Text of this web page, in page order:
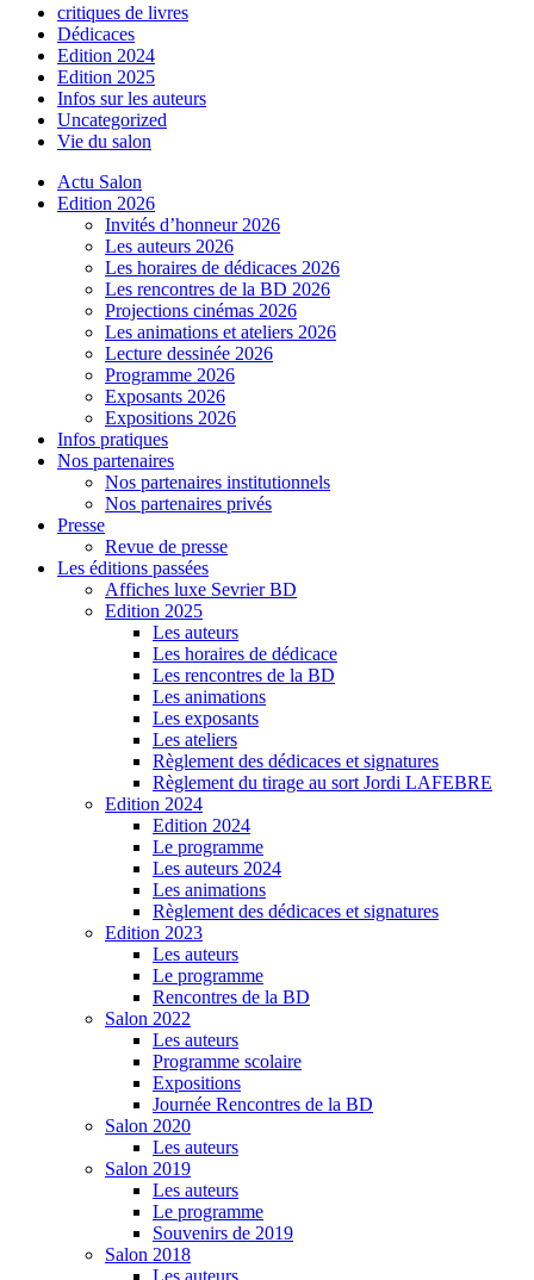
critiques de livres
Dédicaces
Edition 2024
Edition 2025
Infos sur les auteurs
Uncategorized
Vie du salon
Actu Salon
Edition 2026
Invités d’honneur 2026
Les auteurs 2026
Les horaires de dédicaces 2026
Les rencontres de la BD 2026
Projections cinémas 2026
Les animations et ateliers 2026
Lecture dessinée 2026
Programme 2026
Exposants 2026
Expositions 2026
Infos pratiques
Nos partenaires
Nos partenaires institutionnels
Nos partenaires privés
Presse
Revue de presse
Les éditions passées
Affiches luxe Sevrier BD
Edition 2025
Les auteurs
Les horaires de dédicace
Les rencontres de la BD
Les animations
Les exposants
Les ateliers
Règlement des dédicaces et signatures
Règlement du tirage au sort Jordi LAFEBRE
Edition 2024
Edition 2024
Le programme
Les auteurs 2024
Les animations
Règlement des dédicaces et signatures
Edition 2023
Les auteurs
Le programme
Rencontres de la BD
Salon 2022
Les auteurs
Programme scolaire
Expositions
Journée Rencontres de la BD
Salon 2020
Les auteurs
Salon 2019
Les auteurs
Le programme
Souvenirs de 2019
Salon 2018
Les auteurs